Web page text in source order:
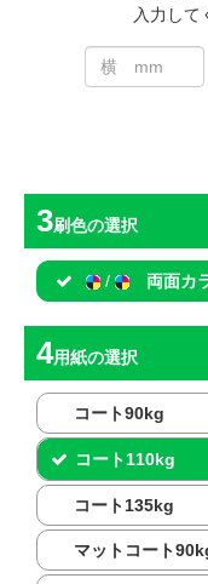
入力して
刷色の選択
/ 両面カ
用紙の選択
コート90kg
コート110kg
コート135kg
マットコート